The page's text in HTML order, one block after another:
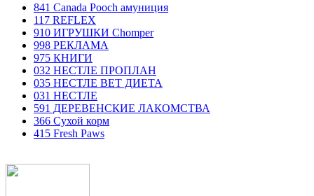
841 Canada Poоch амуниция
117 REFLEX
910 ИГРУШКИ Chomper
998 РЕКЛАМА
975 КНИГИ
032 НЕСТЛЕ ПРОПЛАН
035 НЕСТЛЕ ВЕТ ДИЕТА
031 НЕСТЛЕ
591 ДЕРЕВЕНСКИЕ ЛАКОМСТВА
366 Сухой корм
415 Fresh Paws